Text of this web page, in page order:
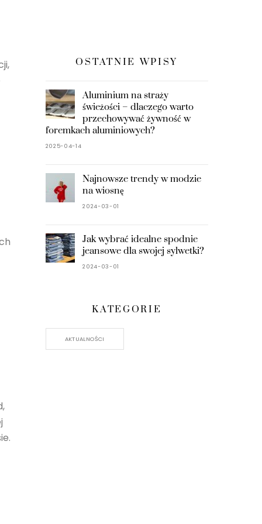
OSTATNIE WPISY
Aluminium na straży
świeżości – dlaczego warto
przechowywać żywność w
foremkach aluminiowych?
2025-04-14
Najnowsze trendy w modzie
na wiosnę
2024-03-01
Jak wybrać idealne spodnie
jeansowe dla swojej sylwetki?
2024-03-01
KATEGORIE
AKTUALNOŚCI